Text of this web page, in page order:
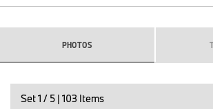
PHOTOS
Set 1 / 5 | 103 Items